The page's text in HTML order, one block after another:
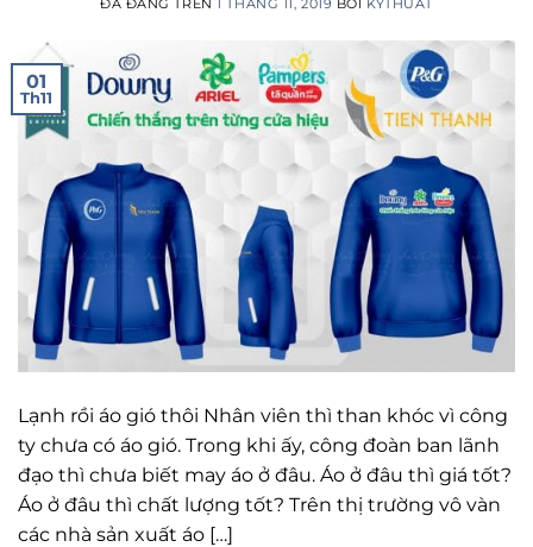
ĐÃ ĐĂNG TRÊN 1 THÁNG 11, 2019 BỞI KYTHUAT
01
Th11
Lạnh rồi áo gió thôi Nhân viên thì than khóc vì công
ty chưa có áo gió. Trong khi ấy, công đoàn ban lãnh
đạo thì chưa biết may áo ở đâu. Áo ở đâu thì giá tốt?
Áo ở đâu thì chất lượng tốt? Trên thị trường vô vàn
các nhà sản xuất áo […]